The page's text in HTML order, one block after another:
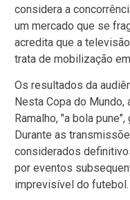
considera a
um mercado que se
acredita que a
trata de mobilização
Os resultados da
Nesta Copa do
Ramalho, "a bola
Durante as
considerados
por eventos
imprevisível do futebol.